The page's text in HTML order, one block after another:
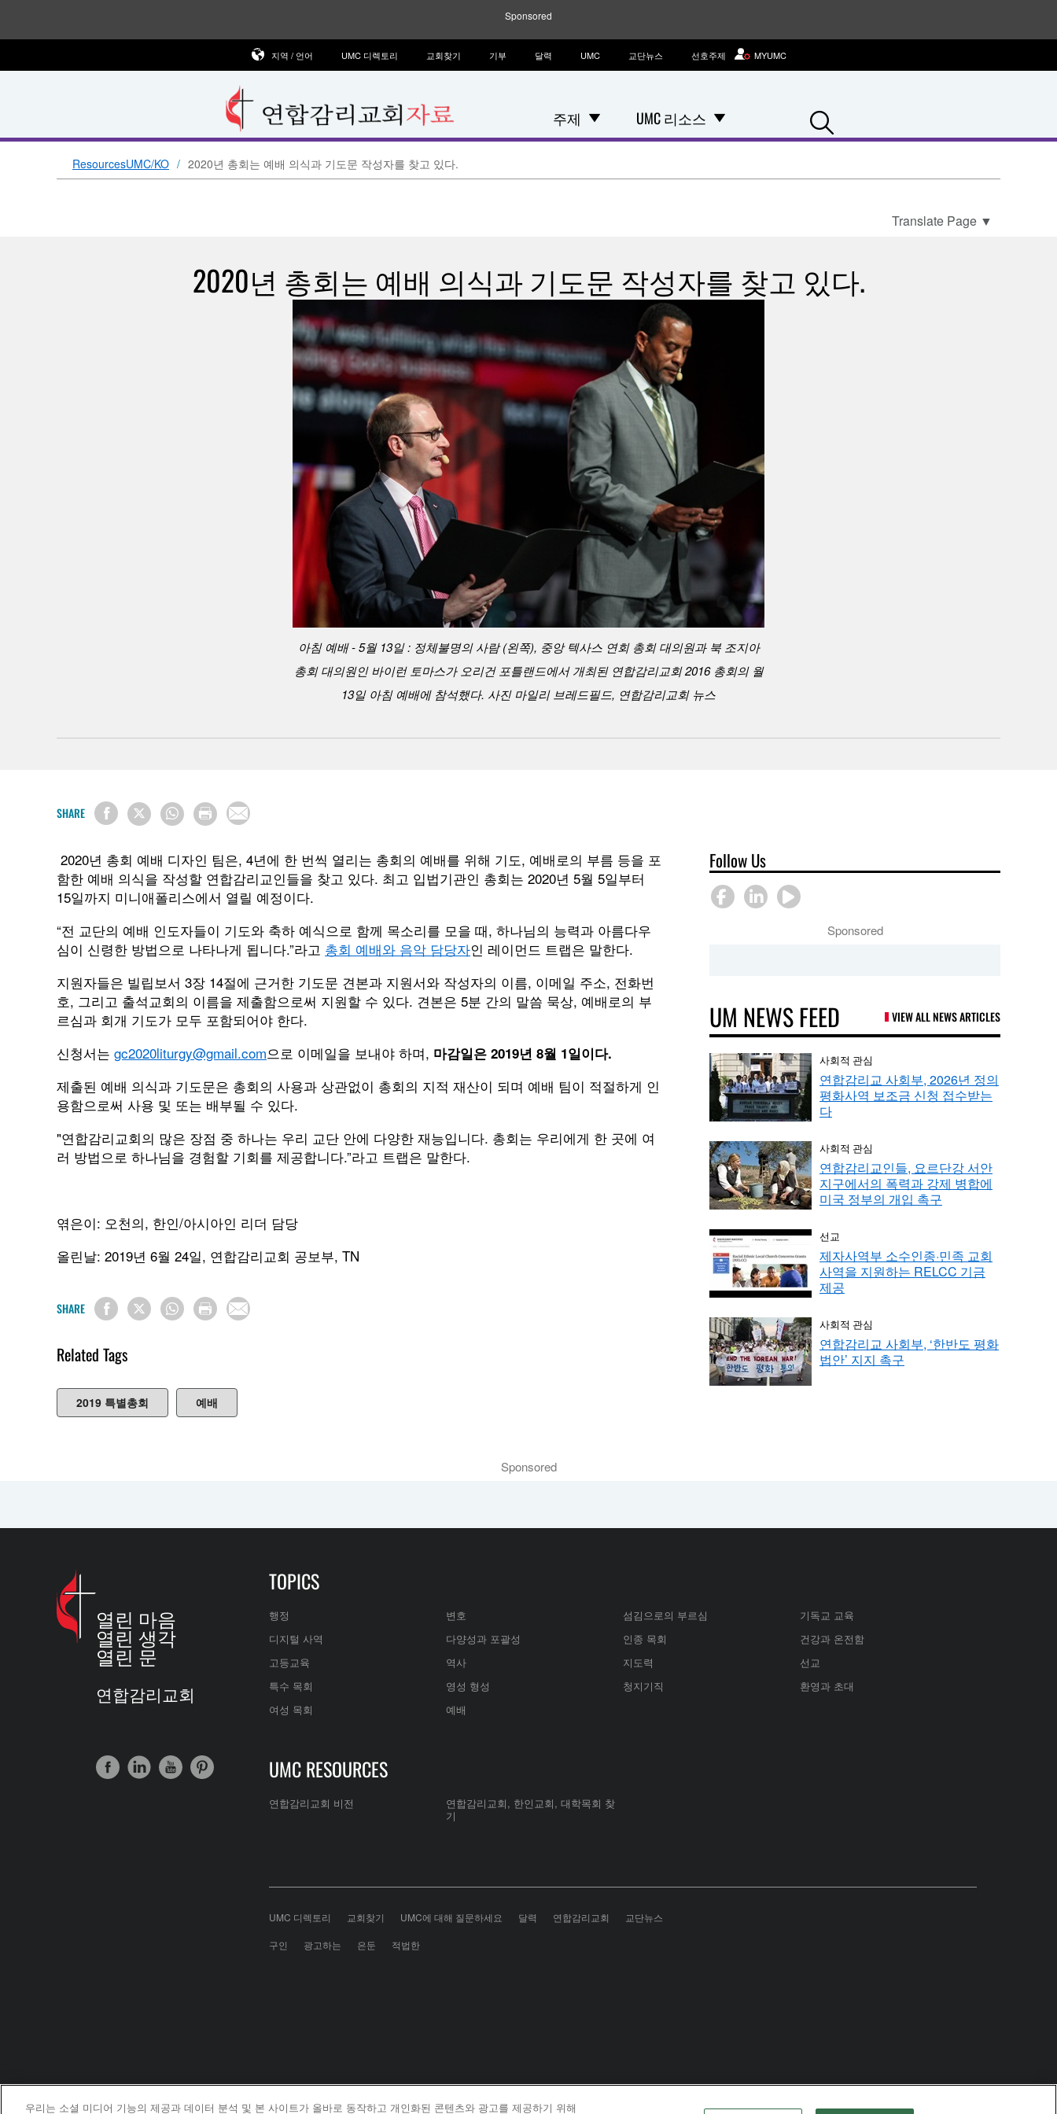
Sponsored
주제 UMC 리소스
지역 / 언어 UMC 디렉토리 교회찾기 기부 달력 UMC 교단뉴스 선호주제 MYUMC
Search
ResourcesUMC/KO 2020년 총회는 예배 의식과 기도문 작성자를 찾고 있다.
Translate Page ▼
2020년 총회는 예배 의식과 기도문 작성자를 찾고 있다.
아침 예배 - 5월 13일 : 정체불명의 사람 (왼쪽), 중앙 텍사스 연회 총회 대의원과 북 조지아
총회 대의원인 바이런 토마스가 오리건 포틀랜드에서 개최된 연합감리교회 2016 총회의 월
13일 아침 예배에 참석했다. 사진 마일리 브레드필드, 연합감리교회 뉴스
SHARE
2020년 총회 예배 디자인 팀은, 4년에 한 번씩 열리는 총회의 예배를 위해 기도, 예배로의 부름 등을 포
함한 예배 의식을 작성할 연합감리교인들을 찾고 있다. 최고 입법기관인 총회는 2020년 5월 5일부터
15일까지 미니애폴리스에서 열릴 예정이다.
“전 교단의 예배 인도자들이 기도와 축하 예식으로 함께 목소리를 모을 때, 하나님의 능력과 아름다우
심이 신령한 방법으로 나타나게 됩니다.”라고 총회 예배와 음악 담당자인 레이먼드 트랩은 말한다.
지원자들은 빌립보서 3장 14절에 근거한 기도문 견본과 지원서와 작성자의 이름, 이메일 주소, 전화번
호, 그리고 출석교회의 이름을 제출함으로써 지원할 수 있다. 견본은 5분 간의 말씀 묵상, 예배로의 부
르심과 회개 기도가 모두 포함되어야 한다.
신청서는 gc2020liturgy@gmail.com으로 이메일을 보내야 하며, 마감일은 2019년 8월 1일이다.
제출된 예배 의식과 기도문은 총회의 사용과 상관없이 총회의 지적 재산이 되며 예배 팀이 적절하게 인
용함으로써 사용 및 또는 배부될 수 있다.
"연합감리교회의 많은 장점 중 하나는 우리 교단 안에 다양한 재능입니다. 총회는 우리에게 한 곳에 여
러 방법으로 하나님을 경험할 기회를 제공합니다.”라고 트랩은 말한다.
엮은이: 오천의, 한인/아시아인 리더 담당
올린날: 2019년 6월 24일, 연합감리교회 공보부, TN
SHARE
Related Tags
2019 특별총회 예배
Follow Us
Sponsored
UM NEWS FEED VIEW ALL NEWS ARTICLES
사회적 관심
연합감리교 사회부, 2026년 정의
평화사역 보조금 신청 접수받는
다
사회적 관심
연합감리교인들, 요르단강 서안
지구에서의 폭력과 강제 병합에
미국 정부의 개입 촉구
선교
제자사역부 소수인종·민족 교회
사역을 지원하는 RELCC 기금
제공
사회적 관심
연합감리교 사회부, ‘한반도 평화
법안’ 지지 촉구
Sponsored
열린 마음
열린 생각
열린 문
연합감리교회
TOPICS
행정 변호 섬김으로의 부르심
기독교 교육
디지털 사역
다양성과 포괄성 인종 목회
건강과 온전함
고등교육
역사 지도력
선교
특수 목회
영성 형성 청지기직
환영과 초대
여성 목회
예배
UMC RESOURCES
연합감리교회 비전
연합감리교회, 한인교회, 대학목회 찾
기
UMC 디렉토리 교회찾기 UMC에 대해 질문하세요 달력 연합감리교회 교단뉴스
구인 광고하는 은둔 적법한
우리는 소셜 미디어 기능의 제공과 데이터 분석 및 본 사이트가 올바로 동작하고 개인화된 콘텐츠와 광고를 제공하기 위해